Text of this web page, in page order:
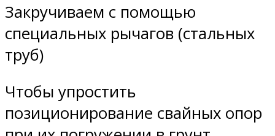
Закручиваем с помощью
специальных рычагов (стальных
труб)
Чтобы упростить
позиционирование свайных опор